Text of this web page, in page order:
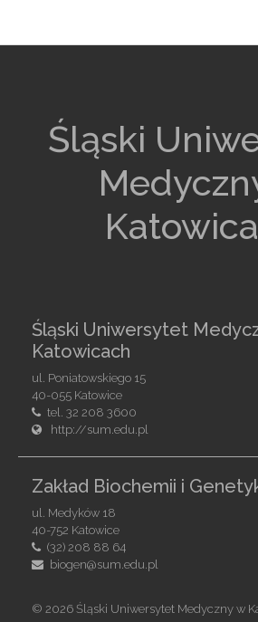
Śląski
Śląski Uniwersytet
Katowicach
ul. Poniatowskiego 15
40-055 Katowice
tel. 32 208 3600
http://sum.edu.pl
Zakład Biochemii i
ul. Medyków 18
40-752 Katowice
(32) 208 88 64
biogen@sum.edu.pl
© 2026 Śląski Uniwersytet Medyczny w